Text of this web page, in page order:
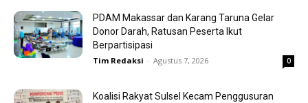
PDAM Makassar dan Karang Taruna Gelar
Donor Darah, Ratusan Peserta Ikut
Berpartisipasi
Tim Redaksi - Agustus 7, 2026 0
Koalisi Rakyat Sulsel Kecam Penggusuran